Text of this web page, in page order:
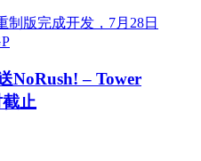
NoRush! – Tower
止